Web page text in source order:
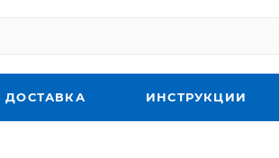
ДОСТАВКА ИНСТРУКЦИИ